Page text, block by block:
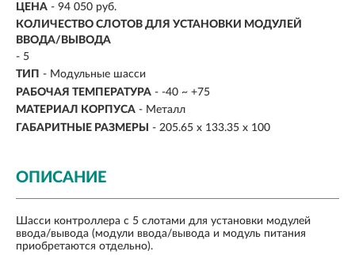
ЦЕНА - 94 050 руб.
КОЛИЧЕСТВО СЛОТОВ ДЛЯ УСТАНОВКИ МОДУЛЕЙ
ВВОДА/ВЫВОДА
- 5
ТИП - Модульные шасси
РАБОЧАЯ ТЕМПЕРАТУРА - -40 ~ +75
МАТЕРИАЛ КОРПУСА - Металл
ГАБАРИТНЫЕ РАЗМЕРЫ
- 205.65 x 133.35 x 100
ОПИСАНИЕ
Шасси контроллера с 5 слотами для установки модулей
ввода/вывода (модули ввода/вывода и модуль питания
приобретаются отдельно).